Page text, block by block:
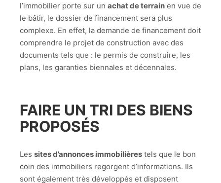
l’immobilier porte sur un achat de terrain en vue de
le bâtir, le dossier de financement sera plus
complexe. En effet, la demande de financement doit
comprendre le projet de construction avec des
documents tels que : le permis de construire, les
plans, les garanties biennales et décennales.
FAIRE UN TRI DES BIENS
PROPOSÉS
Les sites d’annonces immobilières tels que le bon
coin des immobiliers regorgent d’informations. Ils
sont également très développés et disposent